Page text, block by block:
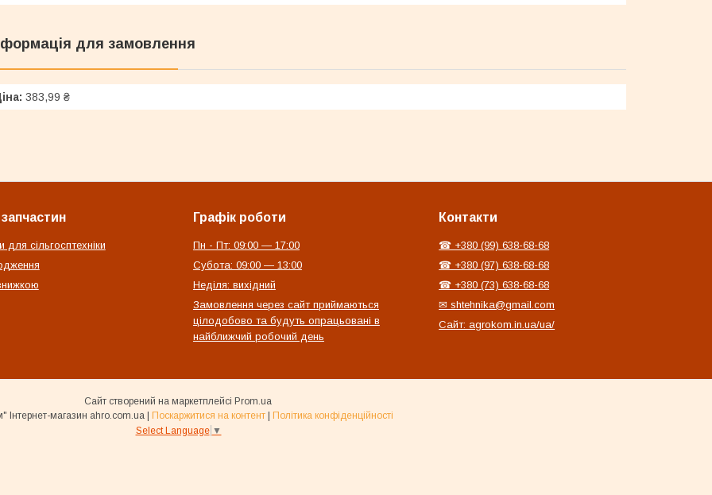
для замовлення
383,99 ₴
для сільгосптехніки
Графік роботи
Пн - Пт: 09:00 — 17:00
Субота: 09:00 — 13:00
Неділя: вихідний
Замовлення через сайт приймаються
цілодобово та будуть опрацьовані в
найближчий робочий день
Контакти
☎ +380 (99) 638-68-68
☎ +380 (97) 638-68-68
☎ +380 (73) 638-68-68
✉ shtehnika@gmail.com
Сайт: agrokom.in.ua/ua/
Сайт створений на маркетплейсі Prom.ua
"Агроком" Інтернет-магазин ahro.com.ua | Поскаржитися на контент | Політика конфіденційності
Select Language ▼